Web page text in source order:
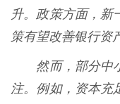
升。政策方面，新
策有望改善银行资
然而，部分中小
注。例如，资本充